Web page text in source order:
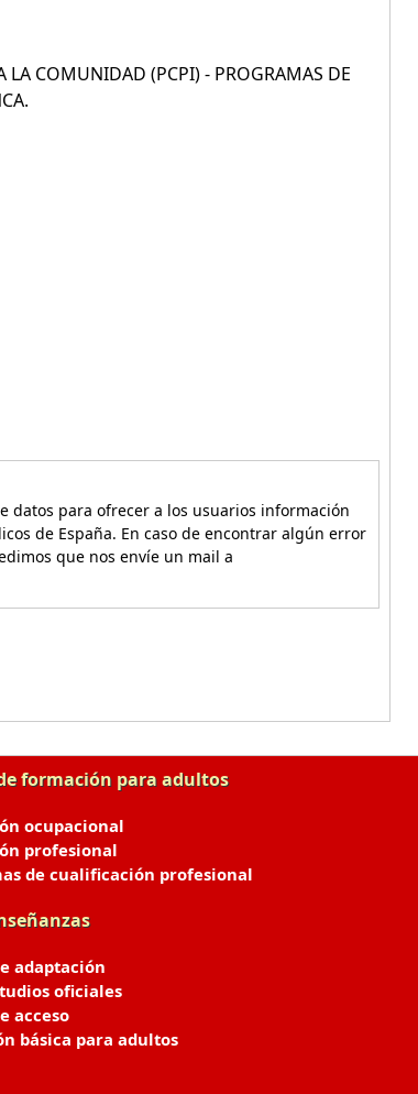
COMUNIDAD (PCPI) - PROGRAMAS DE
datos para ofrecer a los usuarios información
de España. En caso de encontrar algún error
que nos envíe un mail a
formación para adultos
ocupacional
profesional
de cualificación profesional
adaptación
oficiales
acceso
básica para adultos